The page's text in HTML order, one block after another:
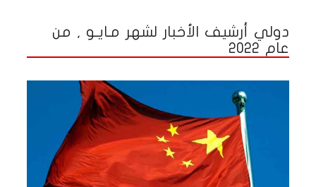
دولي أرشيف الأخبار لشهر مـايـو , من
عام 2022